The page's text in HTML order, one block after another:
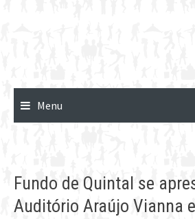
Menu
Fundo de Quintal se
Auditório Araújo Vianna